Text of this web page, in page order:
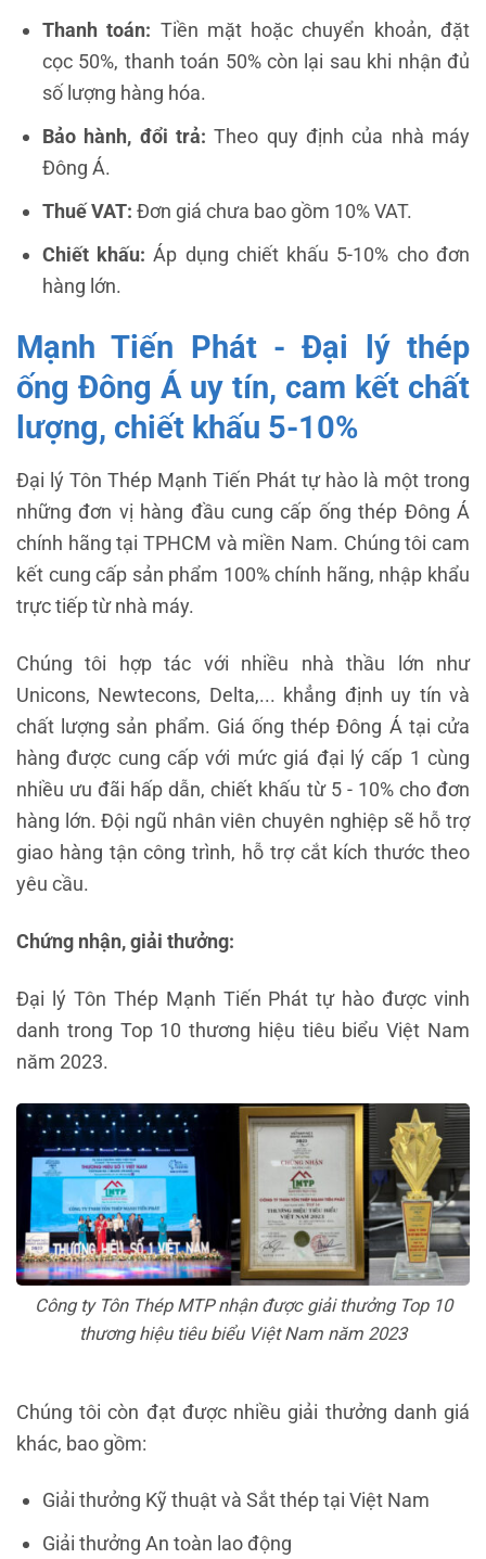
Thanh toán: Tiền mặt hoặc chuyển khoản, đặt
cọc 50%, thanh toán 50% còn lại sau khi nhận đủ
số lượng hàng hóa.
Bảo hành, đổi trả:Theo quy định của nhà máy
Đông Á.
Thuế VAT: Đơn giá chưa bao gồm 10% VAT.
Chiết khấu:Áp dụng chiết khấu 5-10% cho đơn
hàng lớn.
Mạnh Tiến Phát - Đại lý thép
ống Đông Á uy tín, cam kết chất
lượng, chiết khấu 5-10%
Đại lý Tôn Thép Mạnh Tiến Phát tự hào là một trong
những đơn vị hàng đầu cung cấp ống thép Đông Á
chính hãng tại TPHCM và miền Nam. Chúng tôi cam
kết cung cấp sản phẩm 100% chính hãng, nhập khẩu
trực tiếp từ nhà máy.
Chúng tôi hợp tác với nhiều nhà thầu lớn như
Unicons, Newtecons, Delta,... khẳng định uy tín và
chất lượng sản phẩm. Giá ống thép Đông Á tại cửa
hàng được cung cấp với mức giá đại lý cấp 1 cùng
nhiều ưu đãi hấp dẫn, chiết khấu từ 5 - 10% cho đơn
hàng lớn. Đội ngũ nhân viên chuyên nghiệp sẽ hỗ trợ
giao hàng tận công trình, hỗ trợ cắt kích thước theo
yêu cầu.
Chứng nhận, giải thưởng:
Đại lý Tôn Thép Mạnh Tiến Phát tự hào được vinh
danh trong Top 10 thương hiệu tiêu biểu Việt Nam
năm 2023.
Công ty Tôn Thép MTP nhận được giải thưởng Top 10
thương hiệu tiêu biểu Việt Nam năm 2023
Chúng tôi còn đạt được nhiều giải thưởng danh giá
khác, bao gồm:
Giải thưởng Kỹ thuật và Sắt thép tại Việt Nam
Giải thưởng An toàn lao động